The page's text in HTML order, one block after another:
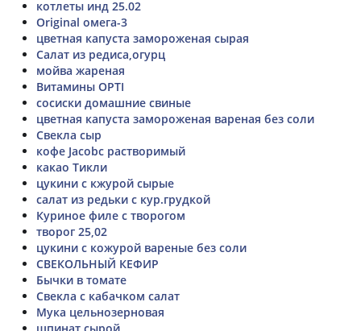
котлеты инд 25.02
Original омега-3
цветная капуста замороженая сырая
Салат из редиса,огурц
мойва жареная
Витамины OPTI
сосиски домашние свиные
цветная капуста замороженая вареная без соли
Свекла сыр
кофе Jacobc растворимый
какао Тикли
цукини с кжурой сырые
салат из редьки с кур.грудкой
Куриное филе с творогом
творог 25,02
цукини с кожурой вареные без соли
СВЕКОЛЬНЫЙ КЕФИР
Бычки в томате
Свекла с кабачком салат
Мука цельнозерновая